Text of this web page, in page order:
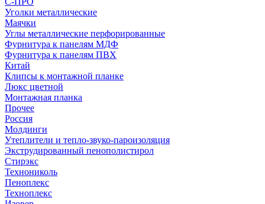
Уголки металлические
Маячки
Углы металлические перфорированные
Фурнитура к панелям МДФ
Фурнитура к панелям ПВХ
Китай
Клипсы к монтажной планке
Люкс цветной
Монтажная планка
Прочее
Россия
Молдинги
Утеплители и тепло-звуко-пароизоляция
Экструдированный пенополистирол
Стирэкс
Технониколь
Пеноплекс
Техноплекс